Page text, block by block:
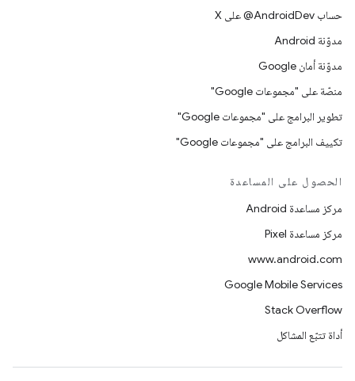
حساب ‎@AndroidDev على X
مدوّنة Android
مدوّنة أمان Google
منصّة على "مجموعات Google"
تطوير البرامج على "مجموعات Google"
تكييف البرامج على "مجموعات Google"
الحصول على المساعدة
مركز مساعدة Android
مركز مساعدة Pixel
www.android.com
Google Mobile Services
Stack Overflow
أداة تتبّع المشاكل